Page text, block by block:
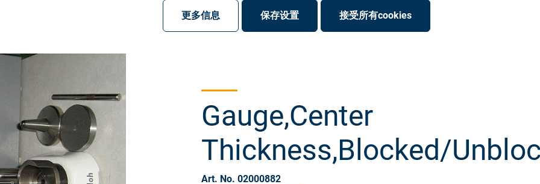
更多信息 保存设置 接受所有cookies
Gauge,Center
Thickness,Blocked/
Art. No. 02000882